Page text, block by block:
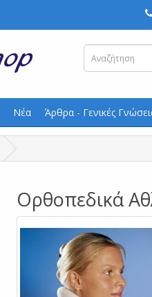
Νέα Άρθρα - Γενικές
Ορθοπεδικά